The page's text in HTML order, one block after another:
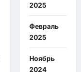
2025
Февраль
2025
Ноябрь
2024